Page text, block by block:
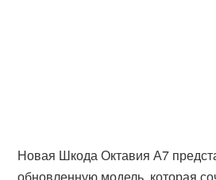
Новая Шкода Октавия А7